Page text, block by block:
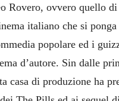
Rovero, ovvero quello
italiano che si ponga
popolare ed i
d’autore. Sin dalle
casa di produzione ha